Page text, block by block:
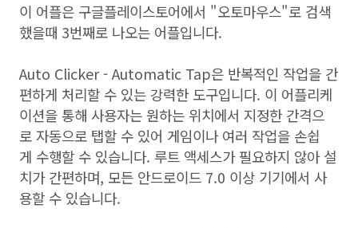
이 어플은 구글플레이스토어에서 "오토마우스"로 검색
했을때 3번째로 나오는 어플입니다.
Auto Clicker - Automatic Tap은 반복적인 작업을 간
편하게 처리할 수 있는 강력한 도구입니다. 이 어플리케
이션을 통해 사용자는 원하는 위치에서 지정한 간격으
로 자동으로 탭할 수 있어 게임이나 여러 작업을 손쉽
게 수행할 수 있습니다. 루트 액세스가 필요하지 않아 설
치가 간편하며, 모든 안드로이드 7.0 이상 기기에서 사
용할 수 있습니다.